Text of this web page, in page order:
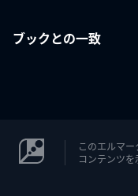
ブックとの一致
このエルマ
コンテンツ